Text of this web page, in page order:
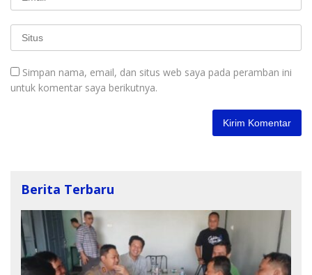
Simpan nama, email, dan situs web saya pada peramban ini
untuk komentar saya berikutnya.
Berita Terbaru